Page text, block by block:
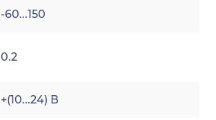
-60...150
0.2
+(10...24) В